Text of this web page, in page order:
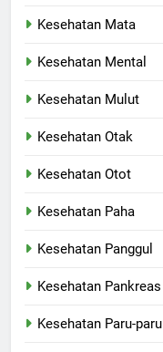
Kesehatan Mata
Kesehatan Mental
Kesehatan Mulut
Kesehatan Otak
Kesehatan Otot
Kesehatan Paha
Kesehatan Panggul
Kesehatan Pankreas
Kesehatan Paru-paru